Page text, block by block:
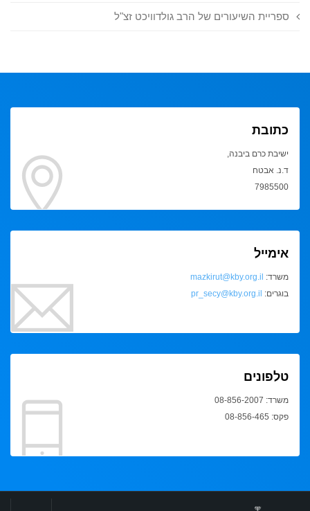
ספריית השיעורים של הרב גולדוויכט זצ"ל
כתובת
ישיבת כרם ביבנה,
ד.נ. אבטח
7985500
אימייל
משרד: mazkirut@kby.org.il
בוגרים: pr_secy@kby.org.il
טלפונים
משרד: 08-856-2007
פקס: 08-856-465